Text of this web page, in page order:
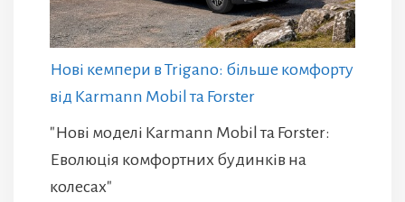
Нові кемпери в Trigano: більше комфорту
від Karmann Mobil та Forster
"Нові моделі Karmann Mobil та Forster:
Еволюція комфортних будинків на
колесах"